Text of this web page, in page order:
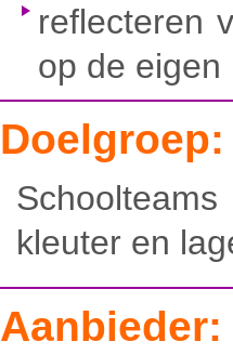
reflecteren
op de eigen
Doelgroep:
kleuter en
Aanbieder: